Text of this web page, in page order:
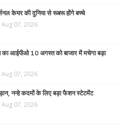
केयर की दुनिया से रूबरू होंगे बच्चे
Aug 07, 2026
का आईपीओ 10 अगस्त को बाजार में मचेगा बड़ा
Aug 07, 2026
नन्हे कदमों के लिए बड़ा फैशन स्टेटमेंट
Aug 07, 2026